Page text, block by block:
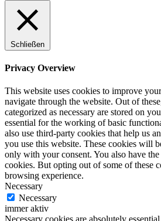
Schließen
Privacy Overview
This website uses cookies to improve
navigate through the website. Out of
categorized as necessary are stored on
essential for the working of basic
also use third-party cookies that help us
you use this website. These cookies will
only with your consent. You also have
cookies. But opting out of some of these
browsing experience.
Necessary
Necessary
immer aktiv